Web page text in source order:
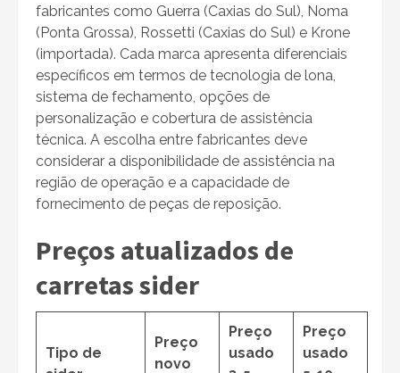
fabricantes como Guerra (Caxias do Sul), Noma
(Ponta Grossa), Rossetti (Caxias do Sul) e Krone
(importada). Cada marca apresenta diferenciais
específicos em termos de tecnologia de lona,
sistema de fechamento, opções de
personalização e cobertura de assistência
técnica. A escolha entre fabricantes deve
considerar a disponibilidade de assistência na
região de operação e a capacidade de
fornecimento de peças de reposição.
Preços atualizados de
carretas sider
Tipo de
Preço
novo
Preço
usado
Preço
usado